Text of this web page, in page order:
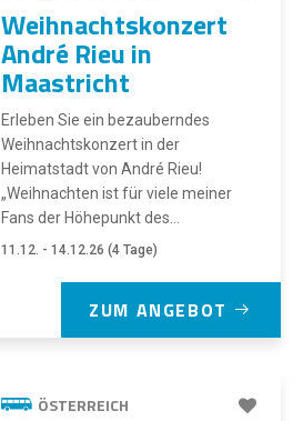
Weihnachtskonzert
André Rieu in
Maastricht
Erleben Sie ein bezauberndes
Weihnachtskonzert in der
Heimatstadt von André Rieu!
„Weihnachten ist für viele meiner
Fans der Höhepunkt des...
11.12. - 14.12.26 (4 Tage)
ZUM ANGEBOT
ÖSTERREICH